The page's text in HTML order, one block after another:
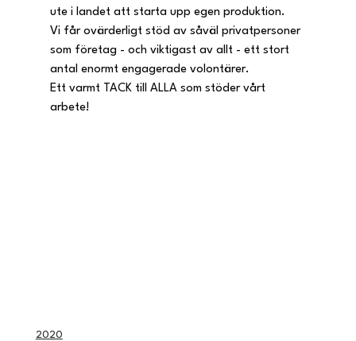
ute i landet att starta upp egen produktion.
Vi får ovärderligt stöd av såväl privatpersoner
som företag - och viktigast av allt - ett stort
antal enormt engagerade volontärer.
Ett varmt TACK till ALLA som stöder vårt
arbete!
2020